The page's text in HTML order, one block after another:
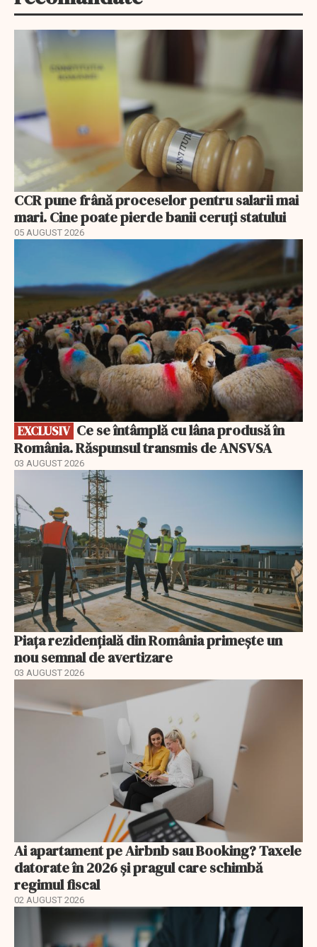
CCR pune frână proceselor pentru salarii mai
mari. Cine poate pierde banii ceruți statului
05 AUGUST 2026
EXCLUSIV
România. Răspunsul transmis de ANSVSA
03 AUGUST 2026
Piața rezidențială din România primește un
nou semnal de avertizare
03 AUGUST 2026
Ai apartament pe Airbnb sau Booking? Taxele
datorate în 2026 și pragul care schimbă
regimul fiscal
02 AUGUST 2026